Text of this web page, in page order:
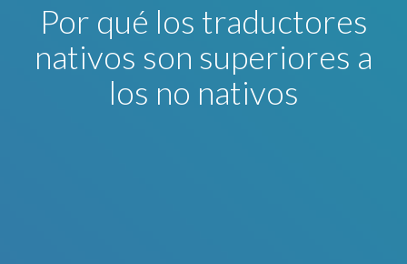
Por qué los traductores
nativos son superiores a
los no nativos